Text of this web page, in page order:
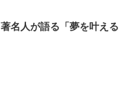
名人が語る「夢を叶える